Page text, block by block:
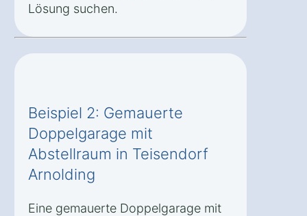
Lösung suchen.
Beispiel 2: Gemauerte
Doppelgarage mit
Abstellraum in Teisendorf
Arnolding
Eine gemauerte Doppelgarage mit